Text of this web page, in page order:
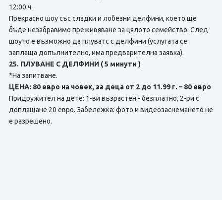
12:00 ч.
Прекрасно шоу със сладки и лобезни делфини, което ще
бъде незабравимо преживяване за цялото семейство. След
шоуто е възможно да плуватс с делфини (услугата се
заплаща допълнително, има предварителна заявка).
25. ПЛУВАНЕ С ДЕЛФИНИ ( 5 минути )
*На запитване.
ЦЕНА: 80 евро на човек, за деца от 2 до 11.99 г. – 80 евро
Придружител на дете: 1-ви възрастен - безплатно, 2-ри с
доплащане 20 евро. Забележка: фото и видеозаснемането не
е разрешено.